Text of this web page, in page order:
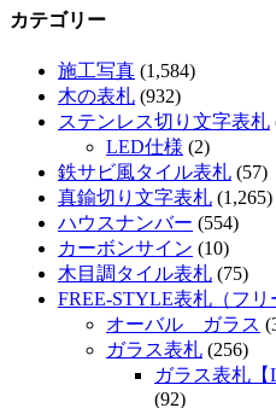
カテゴリー
施工写真 (1,584)
木の表札 (932)
ステンレス切り文字表札
LED仕様 (2)
鉄サビ風タイル表札 (57)
真鍮切り文字表札 (1,265)
ハウスナンバー (554)
カーボンサイン (10)
木目調タイル表札 (75)
FREE-STYLE表札（フリ
オーバル ガラス
ガラス表札 (256)
ガラス表札【
(92)